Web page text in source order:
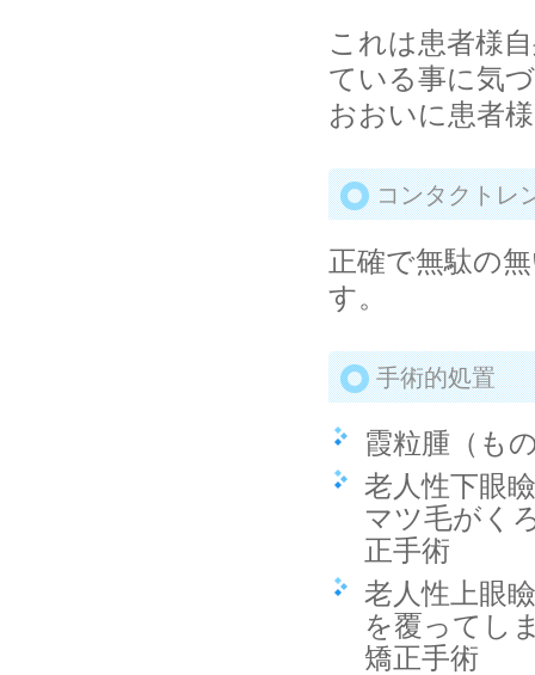
これは患者様
ている事に気
おおいに患者
コンタクトレ
正確で無駄の
す。
手術的処置
霞粒腫（も
老人性下眼
マツ毛がく
正手術
老人性上眼
を覆ってし
矯正手術